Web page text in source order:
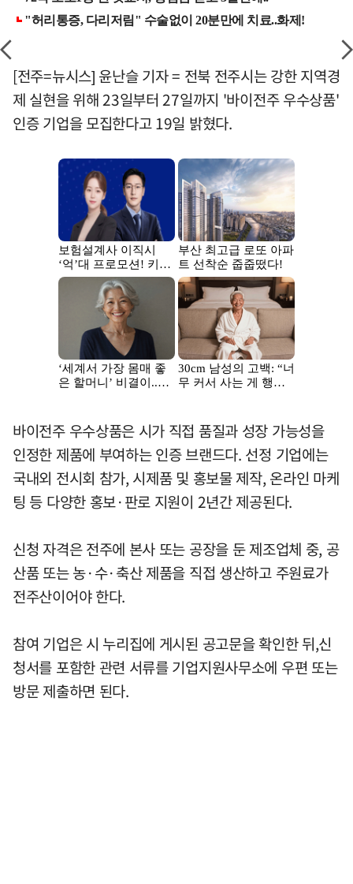
[전주=뉴시스] 윤난슬 기자 = 전북 전주시는 강한 지역경
제 실현을 위해 23일부터 27일까지 '바이전주 우수상품'
인증 기업을 모집한다고 19일 밝혔다.
바이전주 우수상품은 시가 직접 품질과 성장 가능성을
인정한 제품에 부여하는 인증 브랜드다. 선정 기업에는
국내외 전시회 참가, 시제품 및 홍보물 제작, 온라인 마케
팅 등 다양한 홍보·판로 지원이 2년간 제공된다.
신청 자격은 전주에 본사 또는 공장을 둔 제조업체 중, 공
산품 또는 농·수·축산 제품을 직접 생산하고 주원료가
전주산이어야 한다.
참여 기업은 시 누리집에 게시된 공고문을 확인한 뒤,신
청서를 포함한 관련 서류를 기업지원사무소에 우편 또는
방문 제출하면 된다.